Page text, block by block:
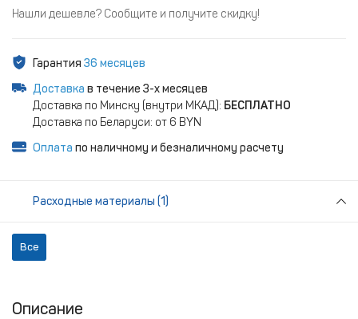
Нашли дешевле? Сообщите и получите скидку!
Гарантия 36 месяцев
Доставка в течение 3-х месяцев
Доставка по Минску (внутри МКАД): БЕСПЛАТНО
Доставка по Беларуси: от 6 BYN
Оплата по наличному и безналичному расчету
Расходные материалы (1)
Все
Описание